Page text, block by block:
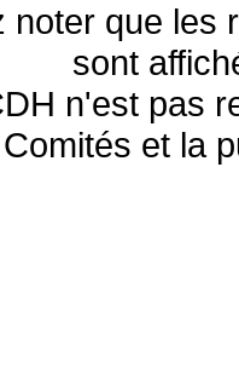
noter que les
sont
n'est pas
et la